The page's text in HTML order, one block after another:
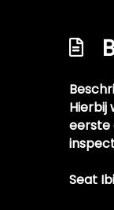
Hierbij
eerste
Seat